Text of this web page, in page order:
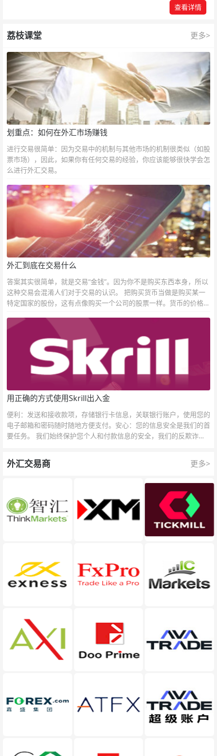
查看详情
荔枝课堂 更多>
划重点：如何在外汇市场赚钱
进行交易很简单：因为交易中的机制与其他市场的机制很类似（如股
票市场），因此，如果你有任何交易的经验，你应该能够很快学会怎
么进行外汇交易。
外汇到底在交易什么
答案其实很简单，就是交易“金钱”。因为你不是购买东西本身，所以
这种交易会混淆人们对于交易的认识。 把购买货币当做是购买某一
特定国家的股份，这有点像购买一个公司的股票一样。货币的价格直
用正确的方式使用Skrill出入金
便利：发送和接收款项，存储银行卡信息，关联银行账户，使用您的
电子邮箱和密码随时随地方便支付。安心：您的信息安全是我们的首
要任务。 我们始终保护您个人和付款信息的安全，我们的反欺诈团
外汇交易商 更多>